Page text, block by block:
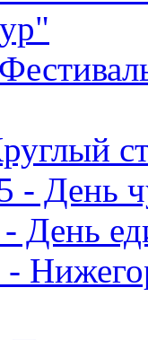
- День
День
-